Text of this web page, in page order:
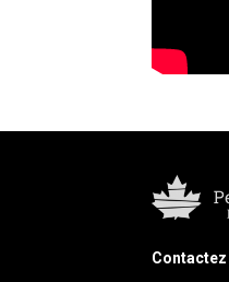
Contactez